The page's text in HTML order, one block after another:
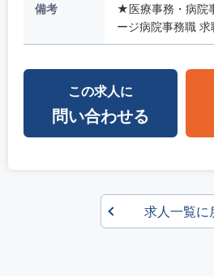
備考
★医療事務・病院
ージ病院事務職 求
この求人に
問い合わせる
求人一覧に